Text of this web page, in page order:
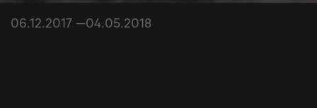
06.12.2017 —04.05.2018